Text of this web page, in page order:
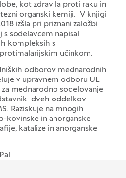
kot zdravila proti raku in
organski kemiji. V knjigi
izšla pri priznani založbi
sodelavcem napisal
kompleksih s
učinkom.
odborov mednarodnih
v upravnem odboru UL
za mednarodno sodelovanje
dveh oddelkov
Raziskuje na mnogih
kovinske in anorganske
katalize in anorganske